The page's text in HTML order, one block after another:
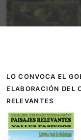
LO CONVOCA EL
ELABORACIÓN DEL
RELEVANTES